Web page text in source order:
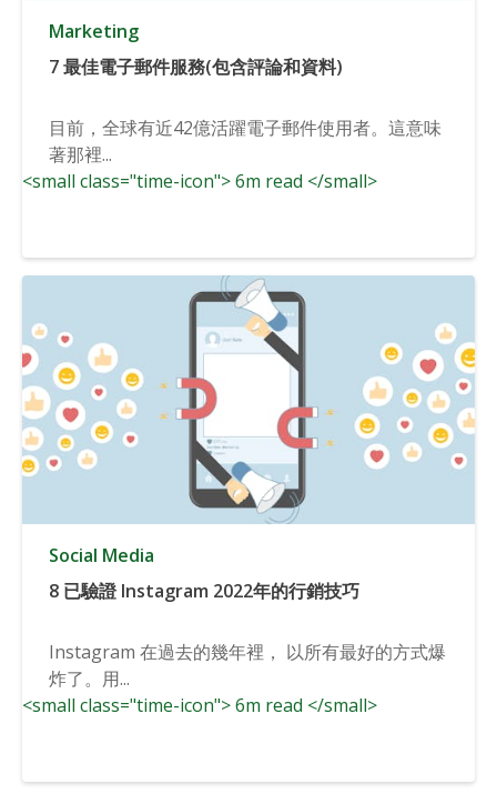
Marketing
7 最佳電子郵件服務(包含評論和資料)
目前，全球有近42億活躍電子郵件使用者。這意味
著那裡...
<small class="time-icon"> 6m read </small>
Social Media
8 已驗證 Instagram 2022年的行銷技巧
Instagram 在過去的幾年裡， 以所有最好的方式爆
炸了。用...
<small class="time-icon"> 6m read </small>